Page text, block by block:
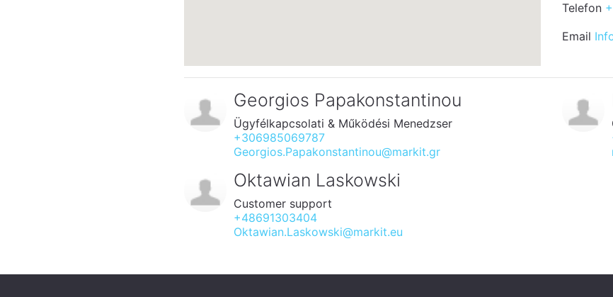
Telefon
Email
Georgios Papakonstantinou
Ügyfélkapcsolati & Működési Menedzser
+306985069787
Georgios.Papakonstantinou@markit.gr
Oktawian Laskowski
Customer support
+48691303404
Oktawian.Laskowski@markit.eu